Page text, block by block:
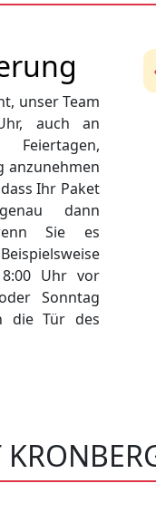
unser Team
auch an
Feiertagen,
anzunehmen
Ihr Paket
dann
Sie es
Uhr vor
Sonntag
die Tür des